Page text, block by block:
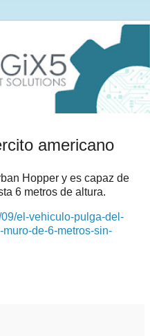
americano
Hopper y es capaz de
6 metros de altura.
el-vehiculo-pulga-del-
de-6-metros-sin-